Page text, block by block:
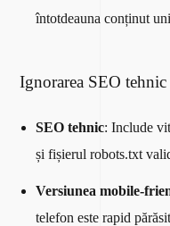
întotdeauna conținut
Ignorarea SEO
SEO tehnic: Include
și fișierul robots.txt
Versiunea mobile-
telefon este rapid